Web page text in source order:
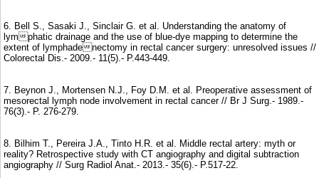
6. Bell S., Sasaki J., Sinclair G. et al. Understanding the anatomy of
lymphatic drainage and the use of blue-dye mapping to determine the
extent of lymphadenectomy in rectal cancer surgery: unresolved issues //
Colorectal Dis.- 2009.- 11(5).- P.443-449.
7. Beynon J., Mortensen N.J., Foy D.M. et al. Preoperative assessment of
mesorectal lymph node involvement in rectal cancer // Br J Surg.- 1989.-
76(3).- P. 276-279.
8. Bilhim T., Pereira J.A., Tinto H.R. et al. Middle rectal artery: myth or
reality? Retrospective study with CT angiography and digital subtraction
angiography // Surg Radiol Anat.- 2013.- 35(6).- P.517-22.